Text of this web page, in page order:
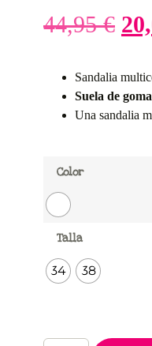
44,95€
Sandalia
Suela de goma
Una sandalia
Color
Talla
34 38